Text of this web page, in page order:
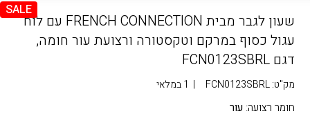
SALE
שעון לגבר מבית FRENCH CONNECTION עם לוח
עגול כסוף במרקם וטקסטורה ורצועת עור חומה,
דגם FCN0123SBRL
מק"ט:FCN0123SBRL
| 1 במלאי
חומר רצועה: עור